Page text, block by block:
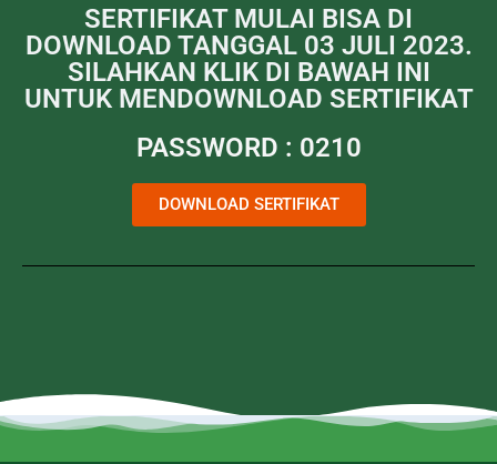
SERTIFIKAT MULAI BISA DI
DOWNLOAD TANGGAL 03 JULI 2023.
SILAHKAN KLIK DI BAWAH INI
UNTUK MENDOWNLOAD SERTIFIKAT
PASSWORD : 0210
DOWNLOAD SERTIFIKAT